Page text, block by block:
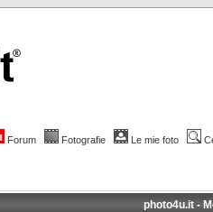
Forum Fotografie Le mie foto
photo4u.it -